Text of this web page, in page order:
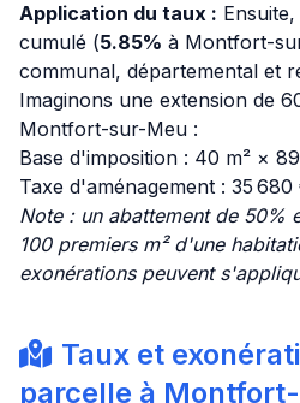
Application du taux :
cumulé (5.85% à Montfort-
communal, départemental et
Imaginons une extension de
Montfort-sur-Meu :
Base d'imposition : 40 m² ×
Taxe d'aménagement : 35
Note : un abattement de 50%
100 premiers m² d'une
exonérations peuvent
Taux et
parcelle à